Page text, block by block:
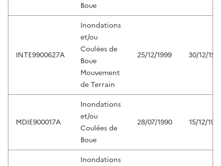
Boue
INTE9900627A
Inondations
et/ou
Coulées de
Boue
Mouvement
de Terrain
25/12/1999 30/12/
MDIE900017A
Inondations
et/ou
Coulées de
Boue
28/07/1990 15/12/
Inondations